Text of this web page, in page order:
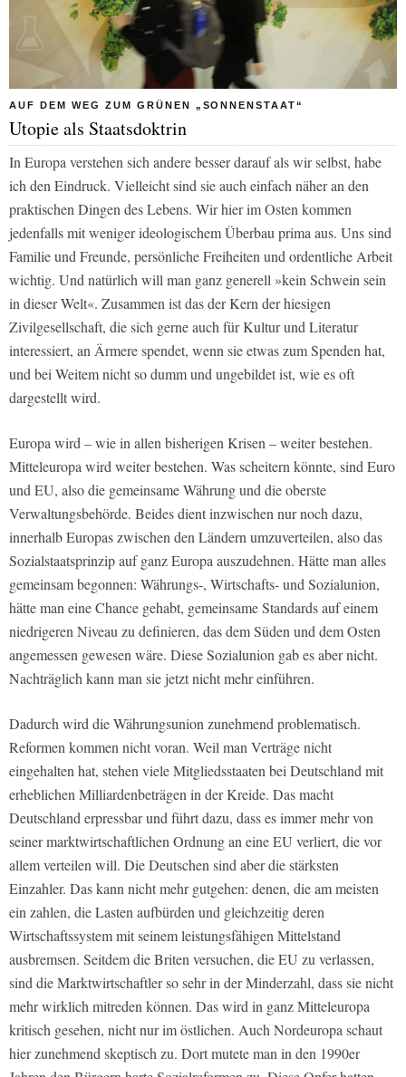
AUF DEM WEG ZUM GRÜNEN „SONNENSTAAT“
Utopie als Staatsdoktrin
In Europa verstehen sich andere besser darauf als wir selbst, habe
ich den Eindruck. Vielleicht sind sie auch einfach näher an den
praktischen Dingen des Lebens. Wir hier im Osten kommen
jedenfalls mit weniger ideologischem Überbau prima aus. Uns sind
Familie und Freunde, persönliche Freiheiten und ordentliche Arbeit
wichtig. Und natürlich will man ganz generell »kein Schwein sein
in dieser Welt«. Zusammen ist das der Kern der hiesigen
Zivilgesellschaft, die sich gerne auch für Kultur und Literatur
interessiert, an Ärmere spendet, wenn sie etwas zum Spenden hat,
und bei Weitem nicht so dumm und ungebildet ist, wie es oft
dargestellt wird.
Europa wird – wie in allen bisherigen Krisen – weiter bestehen.
Mitteleuropa wird weiter bestehen. Was scheitern könnte, sind Euro
und EU, also die gemeinsame Währung und die oberste
Verwaltungsbehörde. Beides dient inzwischen nur noch dazu,
innerhalb Europas zwischen den Ländern umzuverteilen, also das
Sozialstaatsprinzip auf ganz Europa auszudehnen. Hätte man alles
gemeinsam begonnen: Währungs-, Wirtschafts- und Sozialunion,
hätte man eine Chance gehabt, gemeinsame Standards auf einem
niedrigeren Niveau zu definieren, das dem Süden und dem Osten
angemessen gewesen wäre. Diese Sozialunion gab es aber nicht.
Nachträglich kann man sie jetzt nicht mehr einführen.
Dadurch wird die Währungsunion zunehmend problematisch.
Reformen kommen nicht voran. Weil man Verträge nicht
eingehalten hat, stehen viele Mitgliedsstaaten bei Deutschland mit
erheblichen Milliardenbeträgen in der Kreide. Das macht
Deutschland erpressbar und führt dazu, dass es immer mehr von
seiner marktwirtschaftlichen Ordnung an eine EU verliert, die vor
allem verteilen will. Die Deutschen sind aber die stärksten
Einzahler. Das kann nicht mehr gutgehen: denen, die am meisten
ein zahlen, die Lasten aufbürden und gleichzeitig deren
Wirtschaftssystem mit seinem leistungsfähigen Mittelstand
ausbremsen. Seitdem die Briten versuchen, die EU zu verlassen,
sind die Marktwirtschaftler so sehr in der Minderzahl, dass sie nicht
mehr wirklich mitreden können. Das wird in ganz Mitteleuropa
kritisch gesehen, nicht nur im östlichen. Auch Nordeuropa schaut
hier zunehmend skeptisch zu. Dort mutete man in den 1990er